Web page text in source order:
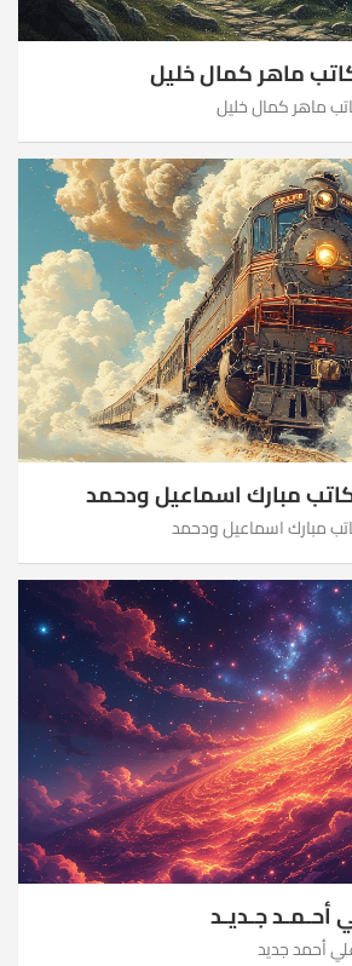
ماهر كمال خليل
ماهر كمال خليل
مبارك اسماعيل ودحمد
مبارك اسماعيل ودحمد
أحـمـد جـديـد
أحمد جديد